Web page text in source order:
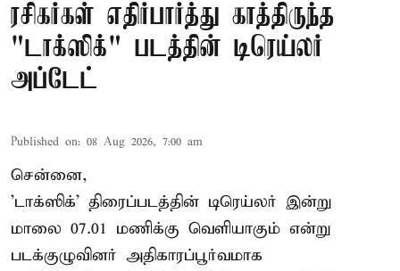
ரசிகர்கள் எதிர்பார்த்து காத்திருந்த
"டாக்ஸிக்" படத்தின் டிரெய்லர்
அப்டேட்
Published on: 08 Aug 2026, 7:00 am
சென்னை,
'டாக்ஸிக்' திரைப்படத்தின் டிரெய்லர் இன்று
மாலை 07.01 மணிக்கு வெளியாகும் என்று
படக்குழுவினர் அதிகாரப்பூர்வமாக